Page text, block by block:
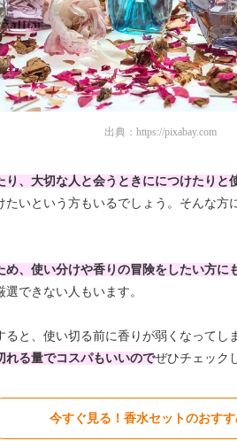
出典： https://pixabay.com
り、大切な人と会うときににつけたりと
いという方もいるでしょう。そんな
め、使い分けや香りの冒険をしたい方に
できない人もいます。
と、使い切る前に香りが弱くなって
れる量でコスパもいいのでぜひチェック
今すぐ見る！香水セットのおすす